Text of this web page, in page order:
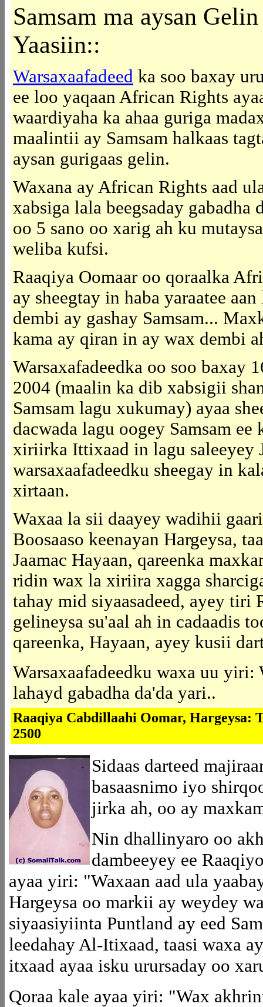
Samsam ma aysan
Yaasiin::
Warsaxaafadeed ka soo baxay
ee loo yaqaan African Rights
waardiyaha ka ahaa guriga
maalintii ay Samsam halkaas
aysan gurigaas gelin.
Waxana ay African Rights aad
xabsiga lala beegsaday gabadha
oo 5 sano oo xarig ah ku
weliba kufsi.
Raaqiya Oomaar oo qoraalka
ay sheegtay in haba yaraatee
dembi ay gashay Samsam...
kama ay qiran in ay wax dembi
Warsaxafadeedka oo soo baxay
2004 (maalin ka dib xabsigii
Samsam lagu xukumay) ayaa
dacwada lagu oogey Samsam ee
xiriirka Ittixaad in lagu saleeyey
warsaxaafadeedku sheegay in
xirtaan.
Waxaa la sii daayey wadihii
Boosaaso keenayan Hargeysa,
Jaamac Hayaan, qareenka
ridin wax la xiriira xagga
tahay mid siyaasadeed, ayey tiri
gelineysa su'aal ah in cadaadis
qareenka, Hayaan, ayey kusii
Warsaxaafadeedku waxa uu
lahayd gabadha da'da yari..
Raaqiya Cabdillaahi Oomar, Hargeysa:
2500
Sidaas darteed
basaasnimo iyo
jirka ah, oo ay
Nin dhallinyaro oo
dambeeyey ee
ayaa yiri: "Waxaan aad ula
Hargeysa oo markii ay weydey
siyaasiyiinta Puntland ay eed
leedahay Al-Itixaad, taasi waxa
itxaad ayaa isku urursaday oo
Qoraa kale ayaa yiri: "Wax